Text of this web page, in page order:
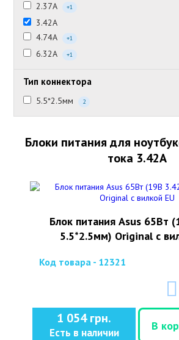
2.37А +1
3.42А
4.74А
+1
6.32А +1
Тип коннектора
5.5*2.5мм 2
Блоки питания для
тока 3.42А
Блок питания Asus 65Вт
5.5*2.5мм) Original с
Код товара - 12321
1 054 грн.
Есть в наличии
В